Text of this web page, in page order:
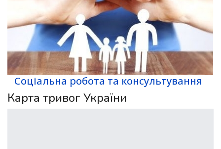
Соціальна робота та консультування
Карта тривог України